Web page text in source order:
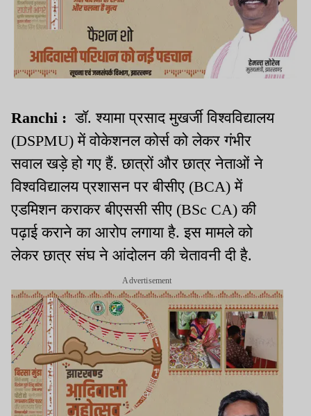
Ranchi : डॉ. श्यामा प्रसाद मुखर्जी विश्वविद्यालय
(DSPMU) में वोकेशनल कोर्स को लेकर गंभीर
सवाल खड़े हो गए हैं. छात्रों और छात्र नेताओं ने
विश्वविद्यालय प्रशासन पर बीसीए (BCA) में
एडमिशन कराकर बीएससी सीए (BSc CA) की
पढ़ाई कराने का आरोप लगाया है. इस मामले को
लेकर छात्र संघ ने आंदोलन की चेतावनी दी है.
Advertisement